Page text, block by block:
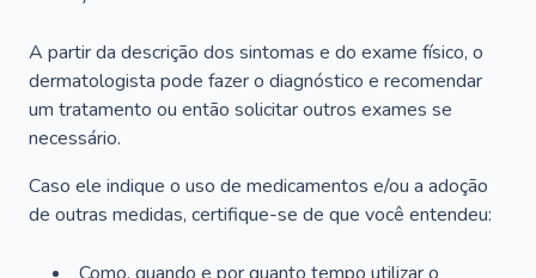
A partir da descrição dos sintomas e do exame físico, o
dermatologista pode fazer o diagnóstico e recomendar
um tratamento ou então solicitar outros exames se
necessário.
Caso ele indique o uso de medicamentos e/ou a adoção
de outras medidas, certifique-se de que você entendeu: